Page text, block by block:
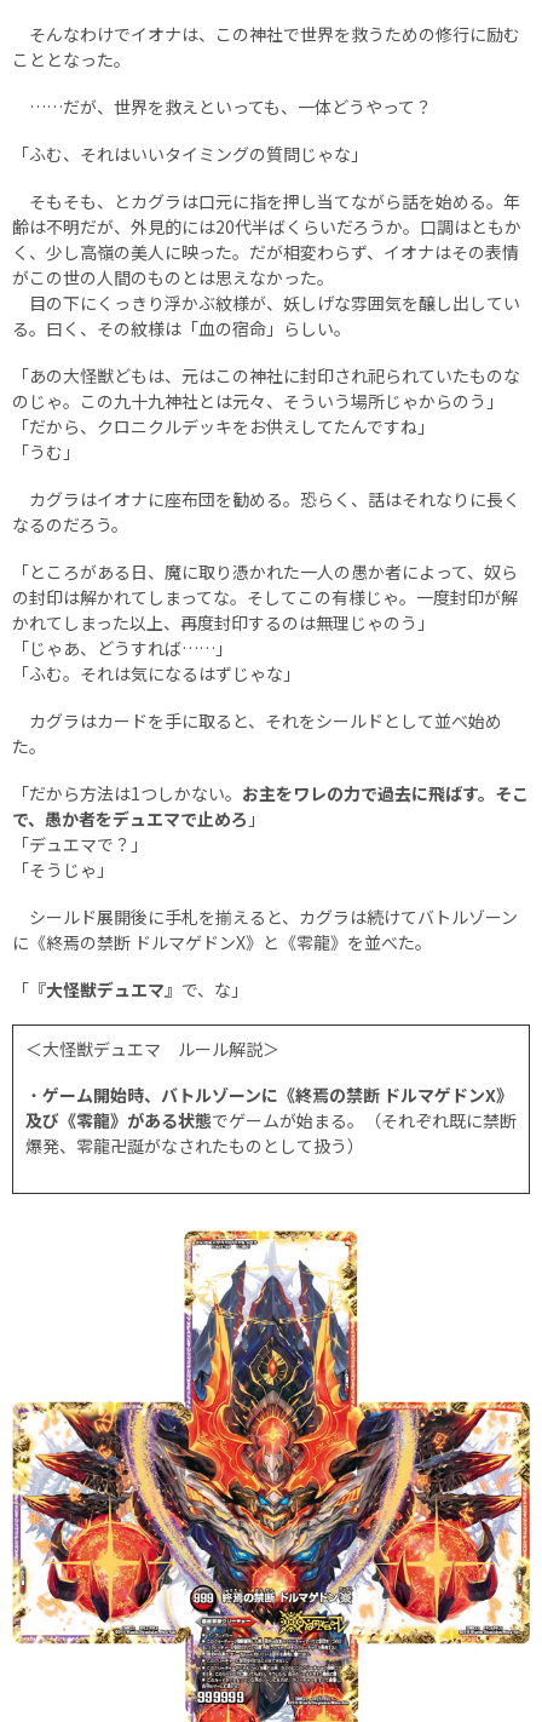
そんなわけでイオナは、この神社で世界を救うための修行に励む
こととなった。
……だが、世界を救えといっても、一体どうやって？
「ふむ、それはいいタイミングの質問じゃな」
そもそも、とカグラは口元に指を押し当てながら話を始める。年
齢は不明だが、外見的には20代半ばくらいだろうか。口調はともか
く、少し高嶺の美人に映った。だが相変わらず、イオナはその表情
がこの世の人間のものとは思えなかった。
目の下にくっきり浮かぶ紋様が、妖しげな雰囲気を醸し出してい
る。曰く、その紋様は「血の宿命」らしい。
「あの大怪獣どもは、元はこの神社に封印され祀られていたものな
のじゃ。この九十九神社とは元々、そういう場所じゃからのう」
「だから、クロニクルデッキをお供えしてたんですね」
「うむ」
カグラはイオナに座布団を勧める。恐らく、話はそれなりに長く
なるのだろう。
「ところがある日、魔に取り憑かれた一人の愚か者によって、奴ら
の封印は解かれてしまってな。そしてこの有様じゃ。一度封印が解
かれてしまった以上、再度封印するのは無理じゃのう」
「じゃあ、どうすれば……」
「ふむ。それは気になるはずじゃな」
カグラはカードを手に取ると、それをシールドとして並べ始め
た。
「だから方法は1つしかない。 お主をワレの力で過去に飛ばす。そこ
で、愚か者をデュエマで止めろ 」
「デュエマで？」
「そうじゃ」
シールド展開後に手札を揃えると、カグラは続けてバトルゾーン
に《終焉の禁断 ドルマゲドンX》と《零龍》を並べた。
「 『大怪獣デュエマ』 で、な」
＜大怪獣デュエマ ルール解説＞
・ ゲーム開始時、バトルゾーンに《終焉の禁断 ドルマゲドンX》
及び《零龍》がある状態でゲームが始まる。（それぞれ既に禁断
爆発、零龍卍誕がなされたものとして扱う）